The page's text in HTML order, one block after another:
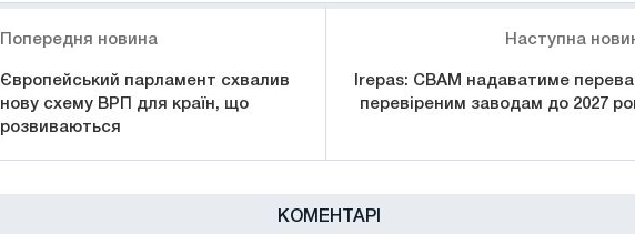
Попередня новина
Європейський парламент схвалив
нову схему ВРП для країн, що
розвиваються
Наступна
Irepas: CBAM надаватиме
перевіреним заводам до 2027
КОМЕНТАРІ